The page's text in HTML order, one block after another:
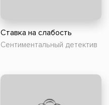
Ставка на слабость
Сентиментальный детектив